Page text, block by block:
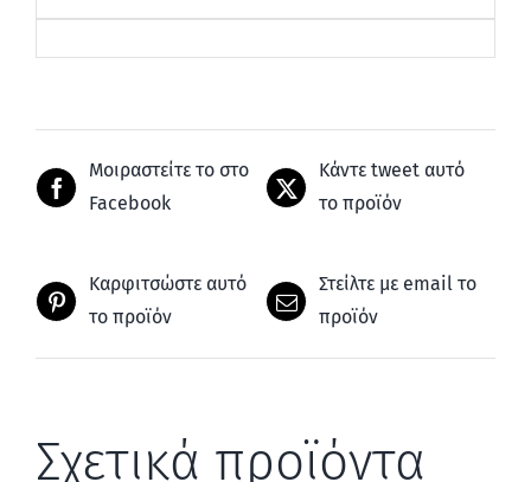
Μοιραστείτε το στο
Facebook
Κάντε tweet αυτό
το προϊόν
Καρφιτσώστε αυτό
το προϊόν
Στείλτε με email το
προϊόν
Σχετικά προϊόντα